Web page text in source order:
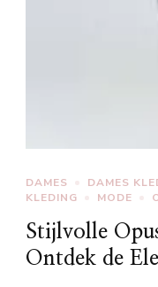
DAMES DAMES
KLEDING
MODE
Stijlvolle
Ontdek de